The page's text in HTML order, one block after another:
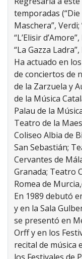
temporadas
Maschera”,
“L’Elisir
“La Gazza
Ha actuado en
de conciertos de
de la Zarzuela y
de la Música
Palau de la
Teatro de la
Coliseo Albia de
San Sebastián;
Cervantes de
Granada; Teatro
Romea de
En 1989 debutó
y en la Sala
se presentó en
Orff y en los
recital de música